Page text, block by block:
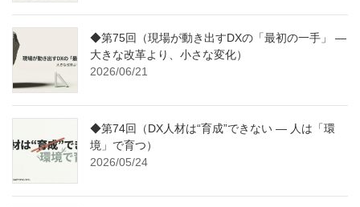
◆第75回（現場が動き出すDXの「最初の一手」 ―
大きな改革より、小さな変化）
2026/06/21
◆第74回（DX人材は“育成”できない ― 人は「環
境」で育つ）
2026/05/24